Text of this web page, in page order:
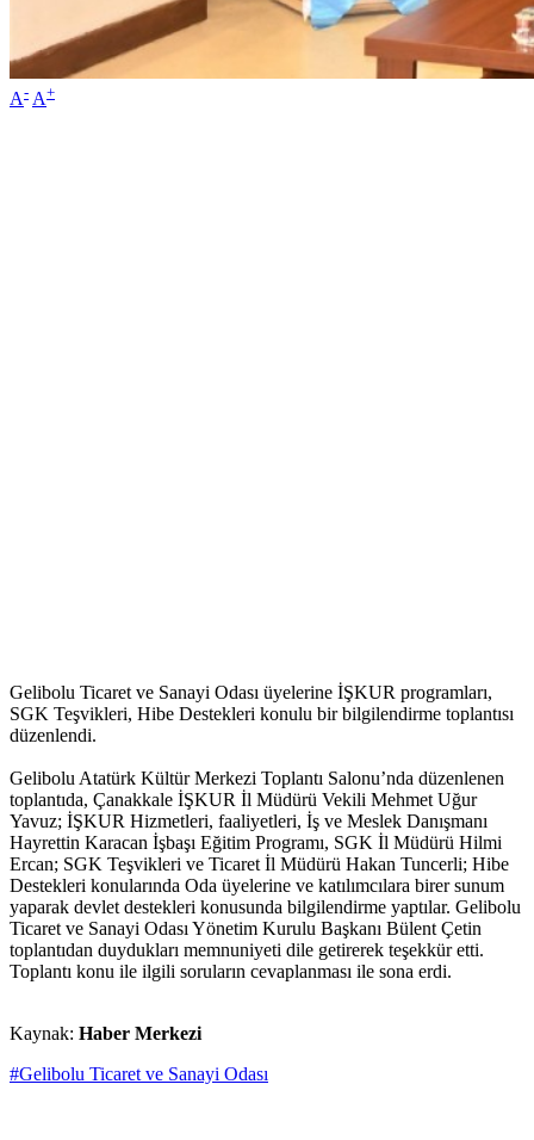
A- A+
Gelibolu Ticaret ve Sanayi Odası üyelerine İŞKUR programları,
SGK Teşvikleri, Hibe Destekleri konulu bir bilgilendirme toplantısı
düzenlendi.
Gelibolu Atatürk Kültür Merkezi Toplantı Salonu’nda düzenlenen
toplantıda, Çanakkale İŞKUR İl Müdürü Vekili Mehmet Uğur
Yavuz; İŞKUR Hizmetleri, faaliyetleri, İş ve Meslek Danışmanı
Hayrettin Karacan İşbaşı Eğitim Programı, SGK İl Müdürü Hilmi
Ercan; SGK Teşvikleri ve Ticaret İl Müdürü Hakan Tuncerli; Hibe
Destekleri konularında Oda üyelerine ve katılımcılara birer sunum
yaparak devlet destekleri konusunda bilgilendirme yaptılar. Gelibolu
Ticaret ve Sanayi Odası Yönetim Kurulu Başkanı Bülent Çetin
toplantıdan duydukları memnuniyeti dile getirerek teşekkür etti.
Toplantı konu ile ilgili soruların cevaplanması ile sona erdi.
Kaynak: Haber Merkezi
#Gelibolu Ticaret ve Sanayi Odası